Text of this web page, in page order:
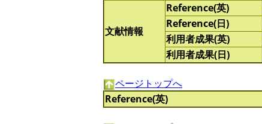
文献情報
Reference(英)
Reference(日)
利用者成果(英)
利用者成果(日)
ページトップへ
Reference(英)